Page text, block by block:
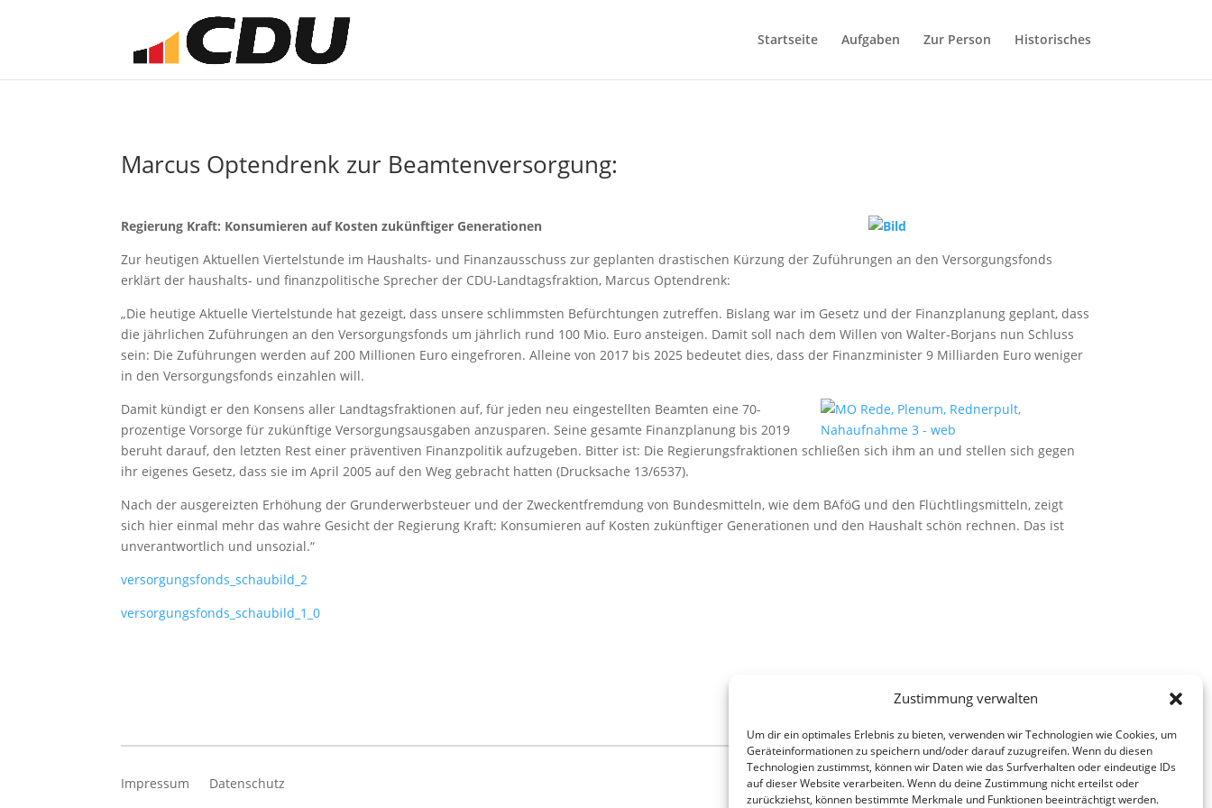
Zustimmung verwalten
Um dir ein optimales Erlebnis zu bieten, verwenden wir Technologien wie Cookies, um
Geräteinformationen zu speichern und/oder darauf zuzugreifen. Wenn du diesen
Technologien zustimmst, können wir Daten wie das Surfverhalten oder eindeutige IDs
auf dieser Website verarbeiten. Wenn du deine Zustimmung nicht erteilst oder
zurückziehst, können bestimmte Merkmale und Funktionen beeinträchtigt werden.
Startseite Aufgaben Zur Person Historisches
Marcus Optendrenk zur Beamtenversorgung:
Regierung Kraft: Konsumieren auf Kosten zukünftiger Generationen
Zur heutigen Aktuellen Viertelstunde im Haushalts- und Finanzausschuss zur geplanten drastischen Kürzung der Zuführungen an den Versorgungsfonds
erklärt der haushalts- und finanzpolitische Sprecher der CDU-Landtagsfraktion, Marcus Optendrenk:
„Die heutige Aktuelle Viertelstunde hat gezeigt, dass unsere schlimmsten Befürchtungen zutreffen. Bislang war im Gesetz und der Finanzplanung geplant, dass
die jährlichen Zuführungen an den Versorgungsfonds um jährlich rund 100 Mio. Euro ansteigen. Damit soll nach dem Willen von Walter-Borjans nun Schluss
sein: Die Zuführungen werden auf 200 Millionen Euro eingefroren. Alleine von 2017 bis 2025 bedeutet dies, dass der Finanzminister 9 Milliarden Euro weniger
in den Versorgungsfonds einzahlen will.
Damit kündigt er den Konsens aller Landtagsfraktionen auf, für jeden neu eingestellten Beamten eine 70-
prozentige Vorsorge für zukünftige Versorgungsausgaben anzusparen. Seine gesamte Finanzplanung bis 2019
beruht darauf, den letzten Rest einer präventiven Finanzpolitik aufzugeben. Bitter ist: Die Regierungsfraktionen schließen sich ihm an und stellen sich gegen
ihr eigenes Gesetz, dass sie im April 2005 auf den Weg gebracht hatten (Drucksache 13/6537).
Nach der ausgereizten Erhöhung der Grunderwerbsteuer und der Zweckentfremdung von Bundesmitteln, wie dem BAföG und den Flüchtlingsmitteln, zeigt
sich hier einmal mehr das wahre Gesicht der Regierung Kraft: Konsumieren auf Kosten zukünftiger Generationen und den Haushalt schön rechnen. Das ist
unverantwortlich und unsozial.“
versorgungsfonds_schaubild_2
versorgungsfonds_schaubild_1_0
Impressum Datenschutz